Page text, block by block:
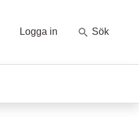
Logga in Sök